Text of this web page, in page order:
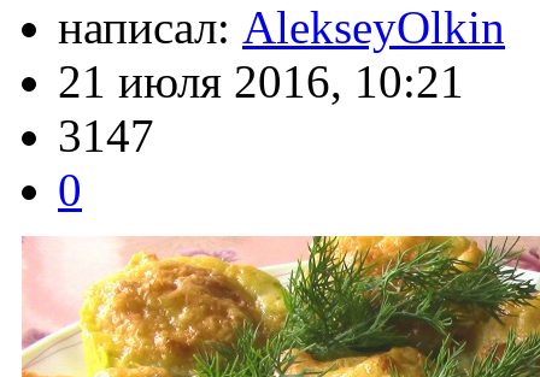
написал: AlekseyOlkin
21 июля 2016, 10:21
3147
0